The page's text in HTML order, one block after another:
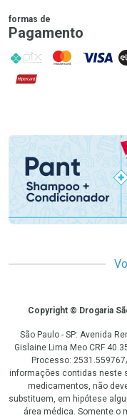
formas de
Pagamento
PIX MasterCard
VISA
Hipercard
CopyrightCopyright © Drogaria
São Paulo - SP: Avenida
Gislaine Lima Meo CRF
Processo:
informações contidas neste
medicamentos, não
substituem, em hipótese
área médica. Somente o